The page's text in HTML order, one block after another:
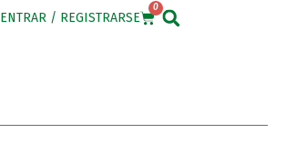
ENTRAR / REGISTRARSE
0